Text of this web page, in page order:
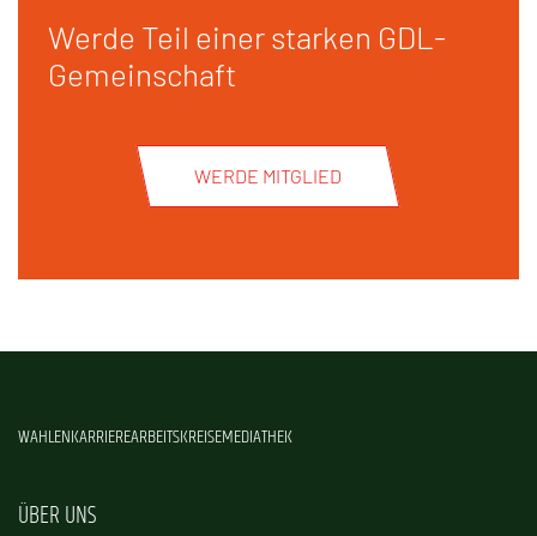
Werde Teil einer starken GDL-
Gemeinschaft
WERDE MITGLIED
WAHLENKARRIEREARBEITSKREISEMEDIATHEK
ÜBER UNS